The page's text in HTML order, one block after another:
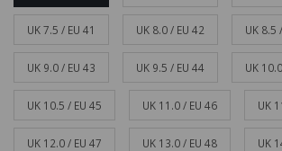
UK 7.5 / EU 41 UK 8.0 / EU 42 UK 8.5
UK 9.0 / EU 43 UK 9.5 / EU 44 UK
UK 10.5 / EU 45 UK 11.0 / EU 46 UK
UK 12.0 / EU 47 UK 13.0 / EU 48 UK